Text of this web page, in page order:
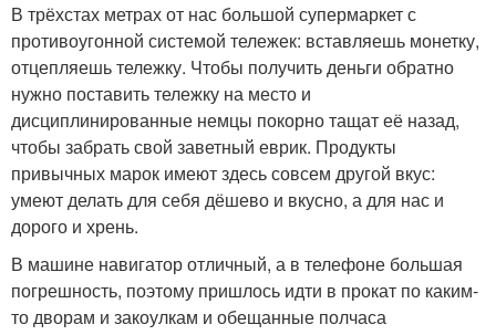
В трёхстах метрах от нас большой супермаркет с
противоугонной системой тележек: вставляешь монетку,
отцепляешь тележку. Чтобы получить деньги обратно
нужно поставить тележку на место и
дисциплинированные немцы покорно тащат её назад,
чтобы забрать свой заветный еврик. Продукты
привычных марок имеют здесь совсем другой вкус:
умеют делать для себя дёшево и вкусно, а для нас и
дорого и хрень.
В машине навигатор отличный, а в телефоне большая
погрешность, поэтому пришлось идти в прокат по каким-
то дворам и закоулкам и обещанные полчаса